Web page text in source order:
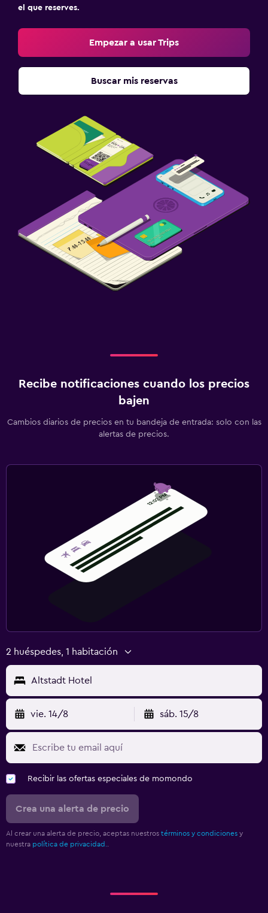
el que reserves.
Empezar a usar Trips
Buscar mis reservas
Recibe notificaciones cuando los precios
bajen
Cambios diarios de precios en tu bandeja de entrada: solo con las
alertas de precios.
2 huéspedes, 1 habitación
Altstadt Hotel
vie. 14/8 sáb. 15/8
Recibir las ofertas especiales de momondo
Crea una alerta de precio
Al crear una alerta de precio, aceptas nuestros términos y condiciones y
nuestra política de privacidad.